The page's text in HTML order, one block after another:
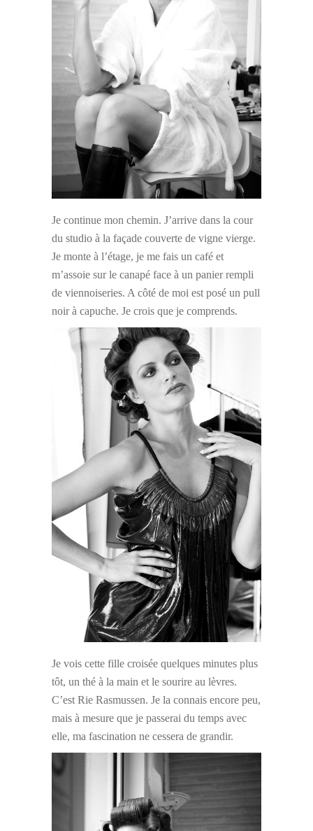
Je continue mon chemin. J’arrive dans la cour
du studio à la façade couverte de vigne vierge.
Je monte à l’étage, je me fais un café et
m’assoie sur le canapé face à un panier rempli
de viennoiseries. A côté de moi est posé un pull
noir à capuche. Je crois que je comprends.
Je vois cette fille croisée quelques minutes plus
tôt, un thé à la main et le sourire au lèvres.
C’est Rie Rasmussen. Je la connais encore peu,
mais à mesure que je passerai du temps avec
elle, ma fascination ne cessera de grandir.